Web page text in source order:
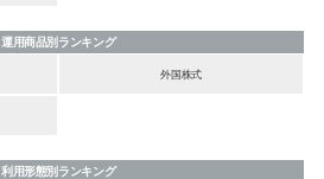
運用商品別ランキング
外国株式
利用形態別ランキング